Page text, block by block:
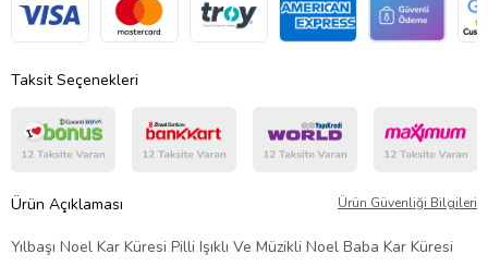
Taksit Seçenekleri
Ürün Açıklaması Ürün Güvenliği Bilgileri
Yılbaşı Noel Kar Küresi Pilli Işıklı Ve Müzikli Noel Baba Kar Küresi